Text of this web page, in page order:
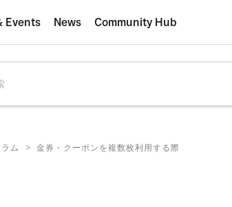
Events News Community Hub
ム > 金券・クーポンを複数枚利用する際